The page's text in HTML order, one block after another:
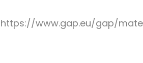
https://www.gap.eu/gap/